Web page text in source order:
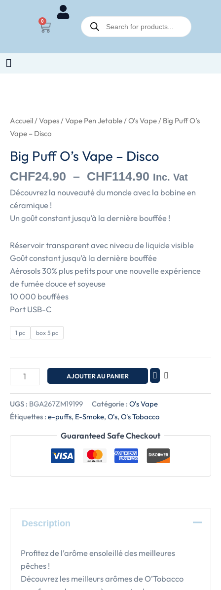
0
Panier
Recherche
de
produits
Accueil/Vapes/Vape Pen Jetable/O's Vape/ Big Puff O’s
Vape – Disco
Big Puff O’s Vape – Disco
CHF24.90 – CHF114.90
prix :
CHF114.90
Inc. Vat
Découvrez la nouveauté du monde avec la bobine en
céramique !
Un goût constant jusqu’à la dernière bouffée !
Réservoir transparent avec niveau de liquide visible
Goût constant jusqu’à la dernière bouffée
Aérosols 30% plus petits pour une nouvelle expérience
de fumée douce et soyeuse
10 000 bouffées
Port USB-C
1 pc box 5 pc
Big
Puff
Vape
Disco
AJOUTER AU PANIER
UGS : BGA267ZM19199 Catégorie : O's Vape
Étiquettes : e-puffs, E-Smoke, O's, O's Tobacco
Guaranteed Safe Checkout
Description
Profitez de l’arôme ensoleillé des meilleures
pêches !
Découvrez les meilleurs arômes de O’Tobacco